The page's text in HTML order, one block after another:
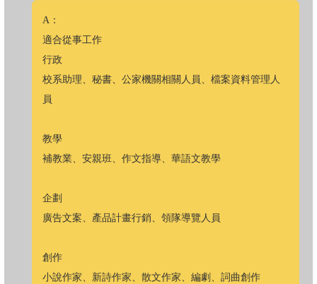
A：
適合從事工作
行政
校系助理、秘書、公家機關相關人員、檔案資料管理人
員
教學
補教業、安親班、作文指導、華語文教學
企劃
廣告文案、產品計畫行銷、領隊導覽人員
創作
小說作家、新詩作家、散文作家、編劇、詞曲創作